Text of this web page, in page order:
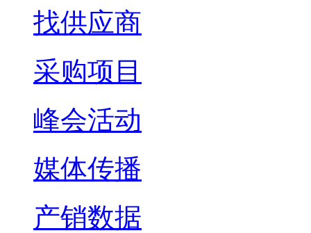
找供应商
采购项目
峰会活动
媒体传播
产销数据